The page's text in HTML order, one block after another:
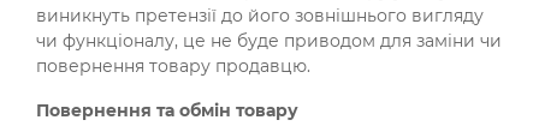
виникнуть претензії до його зовнішнього вигляду
чи функціоналу, це не буде приводом для заміни чи
повернення товару продавцю.
Повернення та обмін товару